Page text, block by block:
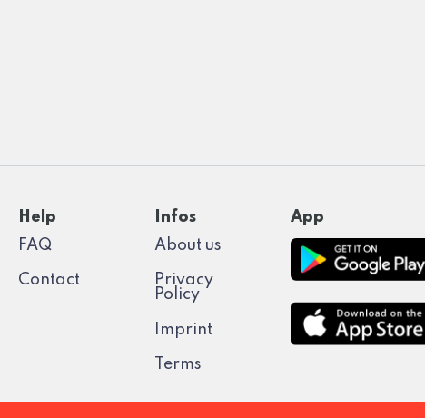
Help
FAQ
Contact
Infos
About us
Privacy
Policy
Imprint
Terms
App